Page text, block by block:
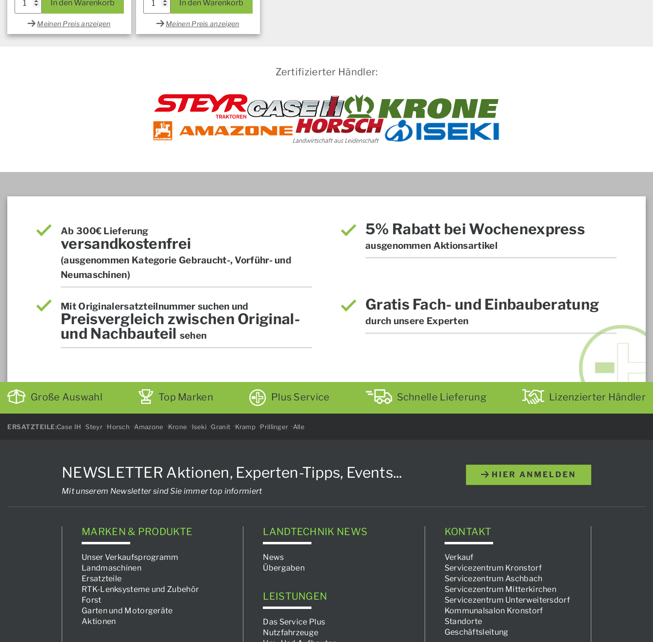
In den Warenkorb
Meinen Preis anzeigen
In den Warenkorb
Meinen Preis anzeigen
Zertifizierter Händler:
Ab 300€ Lieferung
versandkostenfrei
(ausgenommen Kategorie Gebraucht-, Vorführ- und
Neumaschinen)
5% Rabatt bei Wochenexpress
ausgenommen Aktionsartikel
Mit Originalersatzteilnummer suchen und
Preisvergleich zwischen Original-
und Nachbauteil sehen
Gratis Fach- und Einbauberatung
durch unsere Experten
Große Auswahl Top Marken Plus Service Schnelle Lieferung Lizenzierter Händler
ERSATZTEILE:Case IH Steyr Horsch Amazone Krone Iseki Granit Kramp Prillinger Alle
NEWSLETTER Aktionen, Experten-Tipps, Events...
Mit unserem Newsletter sind Sie immer top informiert
HIER ANMELDEN
MARKEN & PRODUKTE
Unser Verkaufsprogramm
Landmaschinen
Ersatzteile
RTK-Lenksysteme und Zubehör
Forst
Garten und Motorgeräte
Aktionen
LANDTECHNIK NEWS
News
Übergaben
LEISTUNGEN
Das Service Plus
Nutzfahrzeuge
KONTAKT
Verkauf
Servicezentrum Kronstorf
Servicezentrum Aschbach
Servicezentrum Mitterkirchen
Servicezentrum Unterweitersdorf
Kommunalsalon Kronstorf
Standorte
Geschäftsleitung